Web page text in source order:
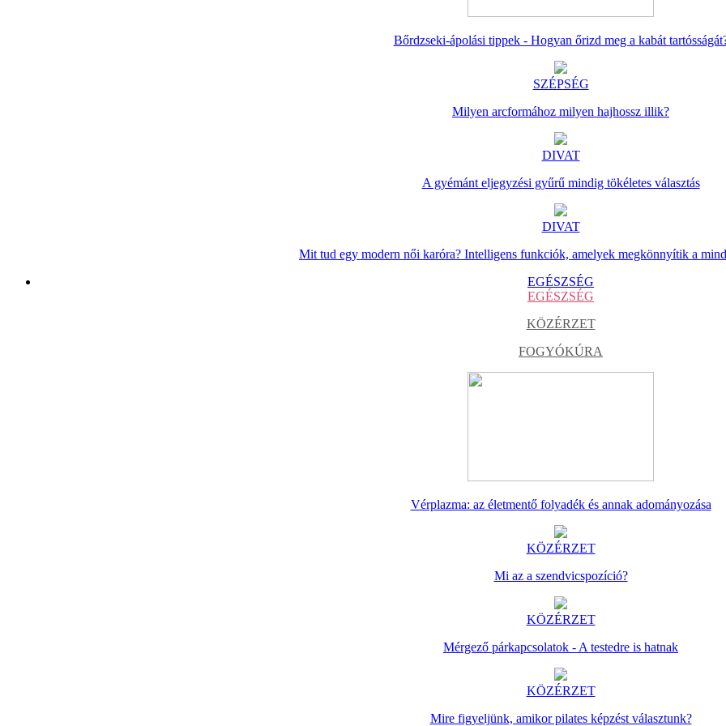
Bőrdzseki-ápolási tippek - Hogyan őrizd meg a kabát
SZÉPSÉG
Milyen arcformához milyen hajhossz illik?
DIVAT
A gyémánt eljegyzési gyűrű mindig tökéletes választás
DIVAT
Mit tud egy modern női karóra? Intelligens funkciók, amelyek megkönnyítik a
EGÉSZSÉG
EGÉSZSÉG
KÖZÉRZET
FOGYÓKÚRA
Vérplazma: az életmentő folyadék és annak adományozása
KÖZÉRZET
Mi az a szendvicspozíció?
KÖZÉRZET
Mérgező párkapcsolatok - A testedre is hatnak
KÖZÉRZET
Mire figyeljünk, amikor pilates képzést választunk?